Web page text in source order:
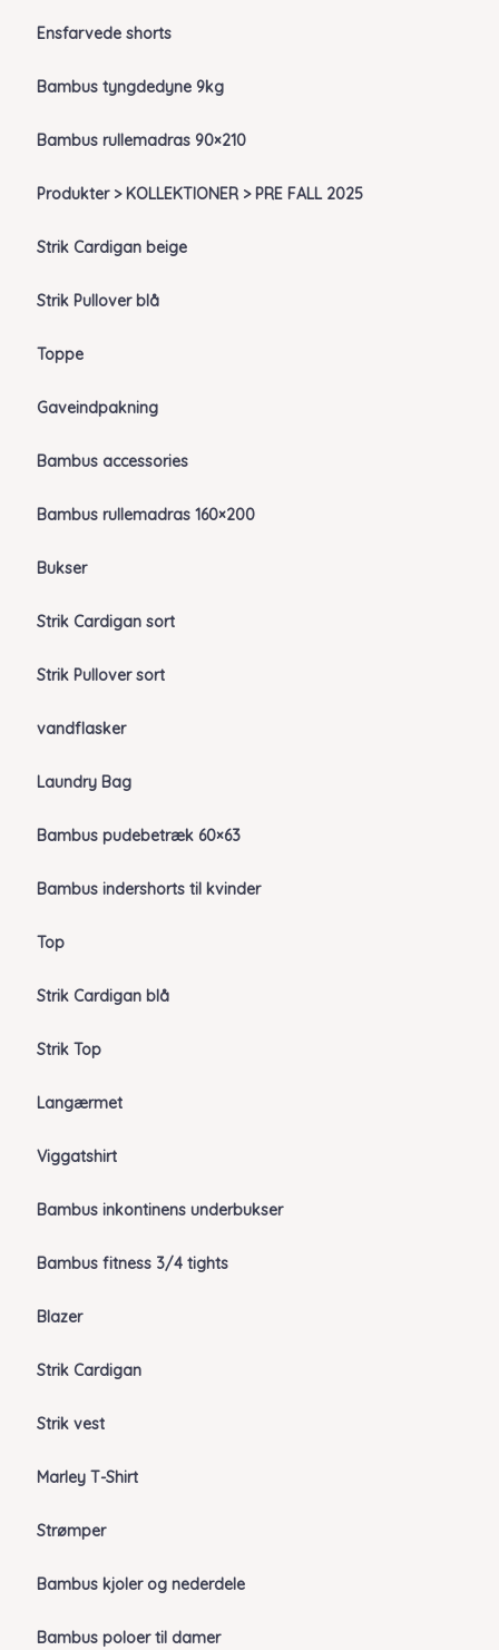
Ensfarvede shorts
Bambus tyngdedyne 9kg
Bambus rullemadras 90×210
Produkter > KOLLEKTIONER > PRE FALL 2025
Strik Cardigan beige
Strik Pullover blå
Toppe
Gaveindpakning
Bambus accessories
Bambus rullemadras 160×200
Bukser
Strik Cardigan sort
Strik Pullover sort
vandflasker
Laundry Bag
Bambus pudebetræk 60×63
Bambus indershorts til kvinder
Top
Strik Cardigan blå
Strik Top
Langærmet
Viggatshirt
Bambus inkontinens underbukser
Bambus fitness 3/4 tights
Blazer
Strik Cardigan
Strik vest
Marley T-Shirt
Strømper
Bambus kjoler og nederdele
Bambus poloer til damer